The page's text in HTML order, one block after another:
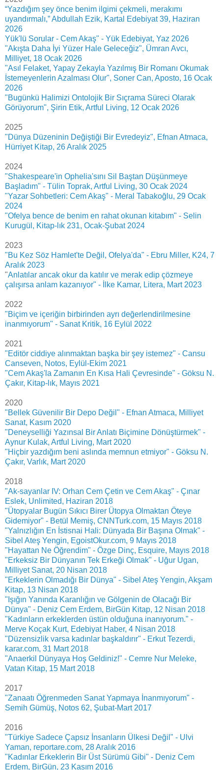
“Yazdığım şey önce benim ilgimi çekmeli, merakımı
uyandırmalı,” Abdullah Ezik, Kartal Edebiyat 39, Haziran
2026
Yük'lü Sorular - Cem Akaş" - Yük Edebiyat, Yaz 2026
"Akışta Daha İyi Yüzer Hale Geleceğiz", Ümran Avcı,
Milliyet, 18 Ocak 2026
"Asıl Felaket, Yapay Zekayla Yazılmış Bir Romanı Okumak
İstemeyenlerin Azalması Olur", Soner Can, Aposto, 16 Ocak
2026
"Bugünkü Halimizi Ontolojik Bir Sıçrama Süreci Olarak
Görüyorum", Şirin Etik, Artful Living, 12 Ocak 2026
2025
"Dünya Düzeninin Değiştiği Bir Evredeyiz", Efnan Atmaca,
Hürriyet Kitap, 26 Aralık 2025
2024
"Shakespeare'in Ophelia'sını Sil Baştan Düşünmeye
Başladım" - Tülin Toprak, Artful Living, 30 Ocak 2024
"Yazar Sohbetleri: Cem Akaş" - Meral Tabakoğlu, 29 Ocak
2024
"Ofelya bence de benim en rahat okunan kitabım" - Selin
Kurugül, Kitap-lık 231, Ocak-Şubat 2024
2023
"Bu Kez Söz Hamlet'te Değil, Ofelya'da" - Ebru Miller, K24, 7
Aralık 2023
"Anlatılar ancak okur da katılır ve merak edip çözmeye
çalışırsa anlam kazanıyor" - İlke Kamar, Litera, Mart 2023
2022
"Biçim ve içeriğin birbirinden ayrı değerlendirilmesine
inanmıyorum" - Sanat Kritik, 16 Eylül 2022
2021
"Editör ciddiye alınmaktan başka bir şey istemez" - Cansu
Canseven, Notos, Eylül-Ekim 2021
"Cem Akaş'la Zamanın En Kısa Hali Çevresinde" - Göksu N.
Çakır, Kitap-lık, Mayıs 2021
2020
"Bellek Güvenilir Bir Depo Değil" - Efnan Atmaca, Milliyet
Sanat, Kasım 2020
"Deneyselliği Yazınsal Bir Anlatı Biçimine Dönüştürmek" -
Aynur Kulak, Artful Living, Mart 2020
"Hiçbir yazdığım beni aslında memnun etmiyor" - Göksu N.
Çakır, Varlık, Mart 2020
2018
"Ak-sayanlar IV: Orhan Cem Çetin ve Cem Akaş" - Çınar
Eslek, Unlimited, Haziran 2018
"Ütopyalar Bugün Sıkıcı Birer Ütopya Olmaktan Öteye
Gidemiyor" - Betül Memiş, CNNTurk.com, 15 Mayıs 2018
"Yalnızlığın En İstisnai Hali: Dünyada Bir Başına Olmak" -
Sibel Ateş Yengin, EgoistOkur.com, 9 Mayıs 2018
"Hayattan Ne Öğrendim" - Özge Dinç, Esquire, Mayıs 2018
"Erkeksiz Bir Dünyanın Tek Erkeği Olmak" - Uğur Ugan,
Milliyet Sanat, 20 Nisan 2018
"Erkeklerin Olmadığı Bir Dünya" - Sibel Ateş Yengin, Akşam
Kitap, 13 Nisan 2018
"Işığın Yanında Karanlığın ve Gölgenin de Olacağı Bir
Dünya" - Deniz Cem Erdem, BirGün Kitap, 12 Nisan 2018
"Kadınların erkeklerden üstün olduğuna inanıyorum." -
Merve Koçak Kurt, Edebiyat Haber, 4 Nisan 2018
"Düzensizlik varsa kadınlar başkaldırır" - Erkut Tezerdi,
karar.com, 31 Mart 2018
"Anaerkil Dünyaya Hoş Geldiniz!" - Cemre Nur Meleke,
Vatan Kitap, 15 Mart 2018
2017
"Zanaatı Öğrenmeden Sanat Yapmaya İnanmıyorum" -
Semih Gümüş, Notos 62, Şubat-Mart 2017
2016
"Türkiye Sadece Çapsız İnsanların Ülkesi Değil" - Ulvi
Yaman, reportare.com, 28 Aralık 2016
"Kadınlar Erkeklerin Bir Üst Sürümü Gibi" - Deniz Cem
Erdem, BirGün, 23 Kasım 2016